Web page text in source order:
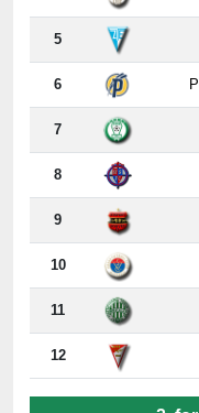
5
6
7
8
9
10
11
12